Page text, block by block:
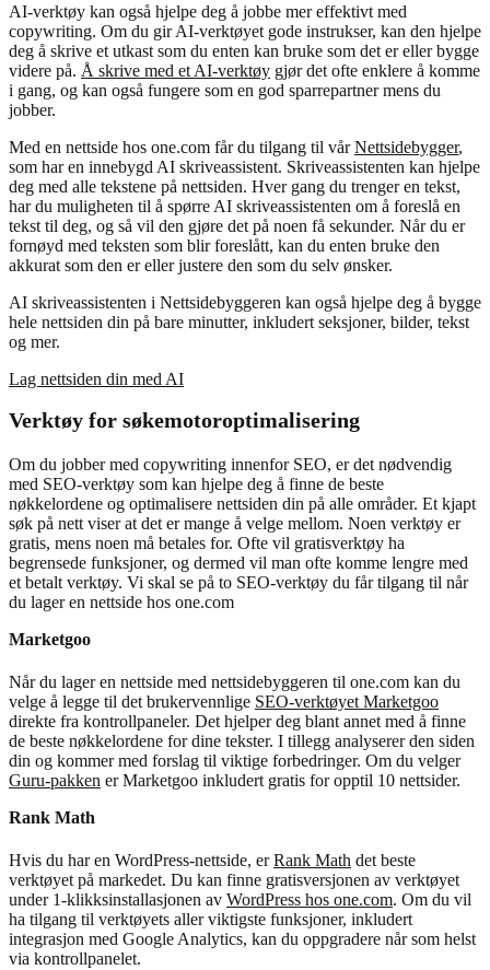
AI-verktøy kan også hjelpe deg å jobbe mer effektivt med
copywriting. Om du gir AI-verktøyet gode instrukser, kan den hjelpe
deg å skrive et utkast som du enten kan bruke som det er eller bygge
videre på. Å skrive med et AI-verktøy gjør det ofte enklere å komme
i gang, og kan også fungere som en god sparrepartner mens du
jobber.
Med en nettside hos one.com får du tilgang til vårNettsidebygger,
som har en innebygd AI skriveassistent. Skriveassistenten kan hjelpe
deg med alle tekstene på nettsiden. Hver gang du trenger en tekst,
har du muligheten til å spørre AI skriveassistenten om å foreslå en
tekst til deg, og så vil den gjøre det på noen få sekunder. Når du er
fornøyd med teksten som blir foreslått, kan du enten bruke den
akkurat som den er eller justere den som du selv ønsker.
AI skriveassistenten i Nettsidebyggeren kan også hjelpe deg å bygge
hele nettsiden din på bare minutter, inkludert seksjoner, bilder, tekst
og mer.
Lag nettsiden din med AI
Verktøy for søkemotoroptimalisering
Om du jobber med copywriting innenfor SEO, er det nødvendig
med SEO-verktøy som kan hjelpe deg å finne de beste
nøkkelordene og optimalisere nettsiden din på alle områder. Et kjapt
søk på nett viser at det er mange å velge mellom. Noen verktøy er
gratis, mens noen må betales for. Ofte vil gratisverktøy ha
begrensede funksjoner, og dermed vil man ofte komme lengre med
et betalt verktøy. Vi skal se på to SEO-verktøy du får tilgang til når
du lager en nettside hos one.com
Marketgoo
Når du lager en nettside med nettsidebyggeren til one.com kan du
velge å legge til det brukervennlige SEO-verktøyet Marketgoo
direkte fra kontrollpaneler. Det hjelper deg blant annet med å finne
de beste nøkkelordene for dine tekster. I tillegg analyserer den siden
din og kommer med forslag til viktige forbedringer. Om du velger
Guru-pakken er Marketgoo inkludert gratis for opptil 10 nettsider.
Rank Math
Hvis du har en WordPress-nettside, erRank Math det beste
verktøyet på markedet. Du kan finne gratisversjonen av verktøyet
under 1-klikksinstallasjonen av WordPress hos one.com. Om du vil
ha tilgang til verktøyets aller viktigste funksjoner, inkludert
integrasjon med Google Analytics, kan du oppgradere når som helst
via kontrollpanelet.